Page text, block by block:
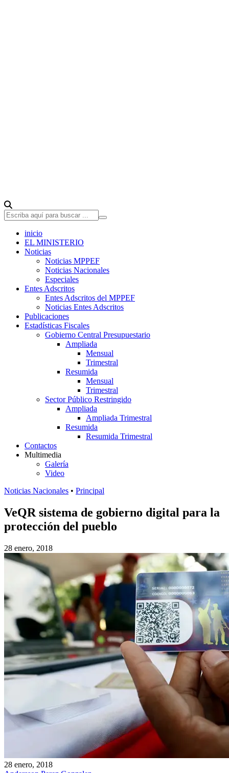
inicio
EL MINISTERIO
Noticias
Noticias MPPEF
Noticias Nacionales
Especiales
Entes Adscritos
Entes Adscritos del MPPEF
Noticias Entes Adscritos
Publicaciones
Estadísticas Fiscales
Gobierno Central Presupuestario
Ampliada
Mensual
Trimestral
Resumida
Mensual
Trimestral
Sector Público Restringido
Ampliada
Ampliada Trimestral
Resumida
Resumida Trimestral
Contactos
Multimedia
Galería
Video
Noticias Nacionales • Principal
VeQR sistema de gobierno digital para la
protección del pueblo
28 enero, 2018
28 enero, 2018